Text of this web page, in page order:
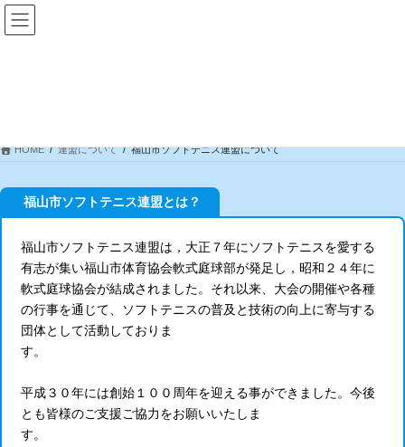
コ
ン
ナ
ビ
HOME 連盟について 福山市ソフトテニス連盟について
福山市ソフトテニス連盟とは？
福山市ソフトテニス連盟は，大正７年にソフトテニスを愛する
有志が集い福山市体育協会軟式庭球部が発足し，昭和２４年に
軟式庭球協会が結成されました。それ以来、大会の開催や各種
の行事を通じて、ソフトテニスの普及と技術の向上に寄与する
団体として活動しておりま
す。
平成３０年には創始１００周年を迎える事ができました。今後
とも皆様のご支援ご協力をお願いいたしま
す。